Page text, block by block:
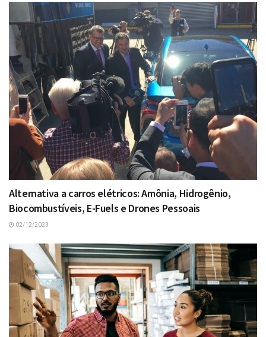
Alternativa a carros elétricos: Amônia, Hidrogênio,
Biocombustíveis, E-Fuels e Drones Pessoais
02/12/2023